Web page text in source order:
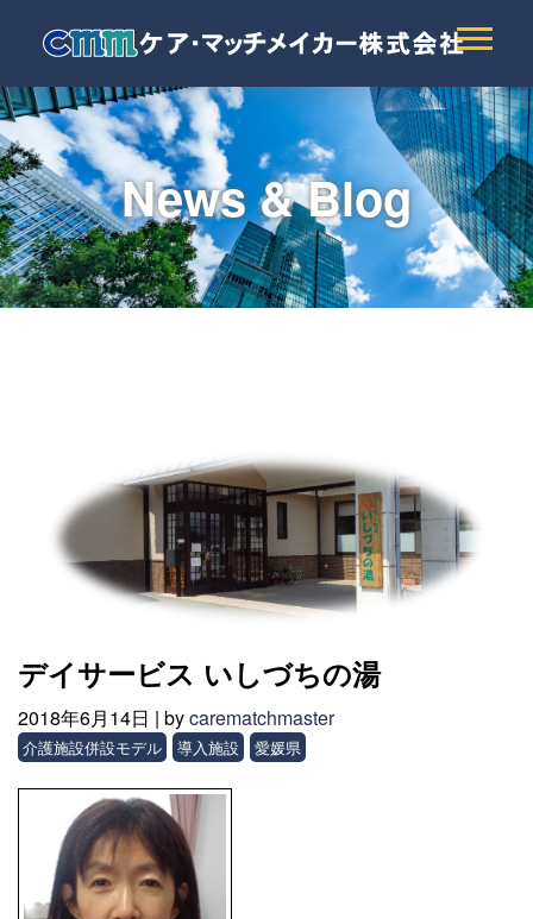
News & Blog
デイサービス いしづちの湯
2018年6月14日 | bycarematchmaster
介護施設併設モデル 導入施設 愛媛県